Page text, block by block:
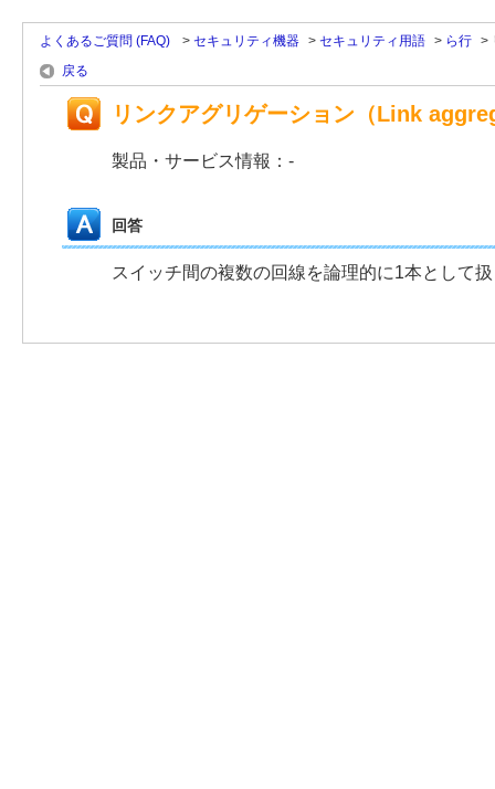
よくあるご質問 (FAQ) > セキュリティ機器 > セキュリティ用語 > ら行 >
戻る
リンクアグリゲーション（Link
製品・サービス情報：-
回答
スイッチ間の複数の回線を論理的に1本として